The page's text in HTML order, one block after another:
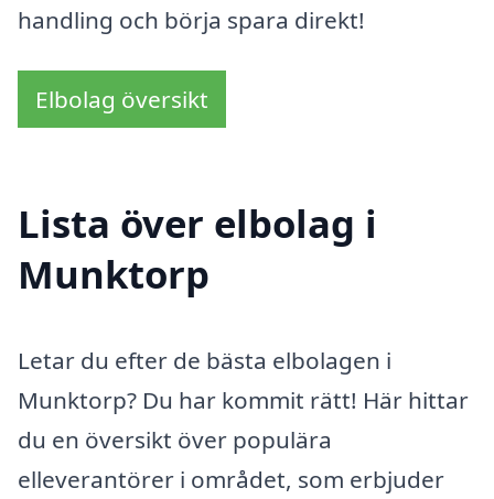
handling och börja spara direkt!
Elbolag översikt
Lista över elbolag i
Munktorp
Letar du efter de bästa elbolagen i
Munktorp? Du har kommit rätt! Här hittar
du en översikt över populära
elleverantörer i området, som erbjuder